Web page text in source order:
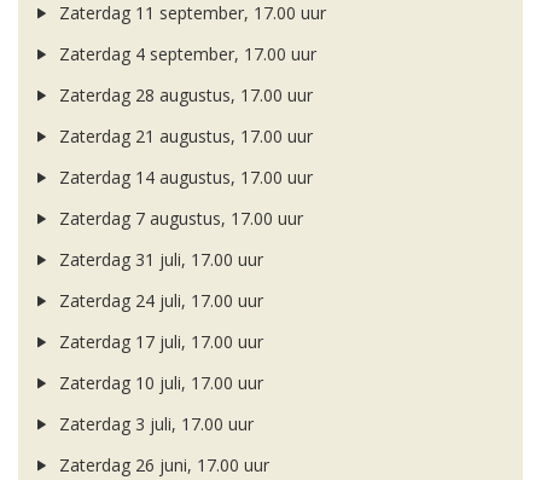
Zaterdag 11 september, 17.00 uur
Zaterdag 4 september, 17.00 uur
Zaterdag 28 augustus, 17.00 uur
Zaterdag 21 augustus, 17.00 uur
Zaterdag 14 augustus, 17.00 uur
Zaterdag 7 augustus, 17.00 uur
Zaterdag 31 juli, 17.00 uur
Zaterdag 24 juli, 17.00 uur
Zaterdag 17 juli, 17.00 uur
Zaterdag 10 juli, 17.00 uur
Zaterdag 3 juli, 17.00 uur
Zaterdag 26 juni, 17.00 uur